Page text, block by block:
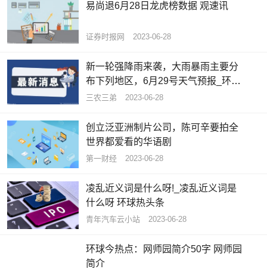
易尚退6月28日龙虎榜数据 观速讯
证券时报网 2023-06-28
新一轮强降雨来袭，大雨暴雨主要分
布下列地区，6月29号天气预报_环球
聚焦
三农三弟 2023-06-28
创立泛亚洲制片公司，陈可辛要拍全
世界都爱看的华语剧
第一财经 2023-06-28
凌乱近义词是什么呀!_凌乱近义词是
什么呀 环球热头条
青年汽车云小站 2023-06-28
环球今热点：网师园简介50字 网师园
简介